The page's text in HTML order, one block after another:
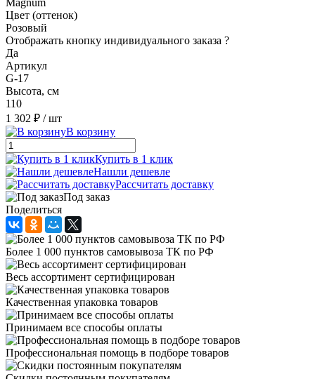
Цвет (оттенок)
Розовый
Отображать кнопку индивидуального заказа ?
Да
Артикул
G-17
Высота, см
110
1 302 ₽ / шт
В корзину
Купить в 1 клик
Нашли дешевле
Рассчитать доставку
Под заказ
Поделиться
Более 1 000 пунктов самовывоза ТК по РФ
Весь ассортимент сертифицирован
Качественная упаковка товаров
Принимаем все способы оплаты
Профессиональная помощь в подборе товаров